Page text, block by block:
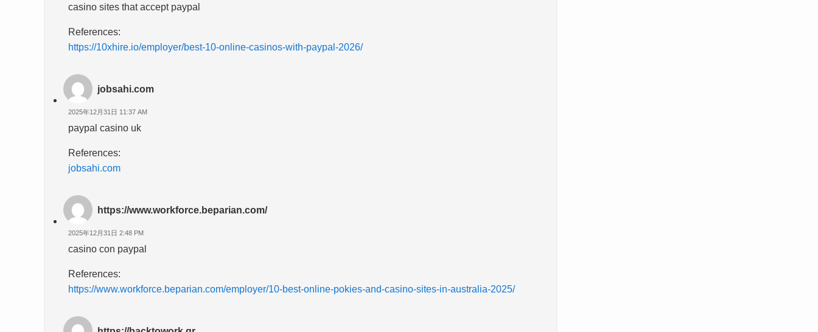
casino sites that accept paypal
References:
https://10xhire.io/employer/best-10-online-casinos-with-paypal-2026/
jobsahi.com
2025年12月31日 11:37 AM
paypal casino uk
References:
jobsahi.com
https://www.workforce.beparian.com/
2025年12月31日 2:48 PM
casino con paypal
References:
https://www.workforce.beparian.com/employer/10-best-online-pokies-and-casino-sites-in-australia-2025/